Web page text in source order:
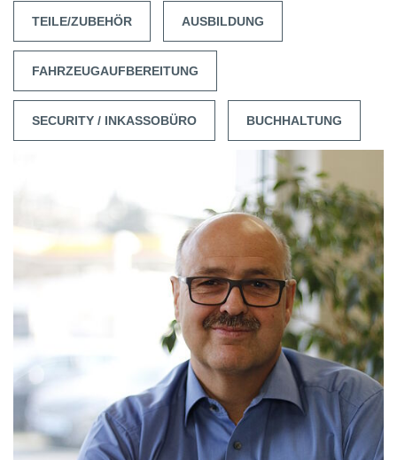
TEILE/ZUBEHÖR AUSBILDUNG
FAHRZEUGAUFBEREITUNG
SECURITY / INKASSOBÜRO BUCHHALTUNG